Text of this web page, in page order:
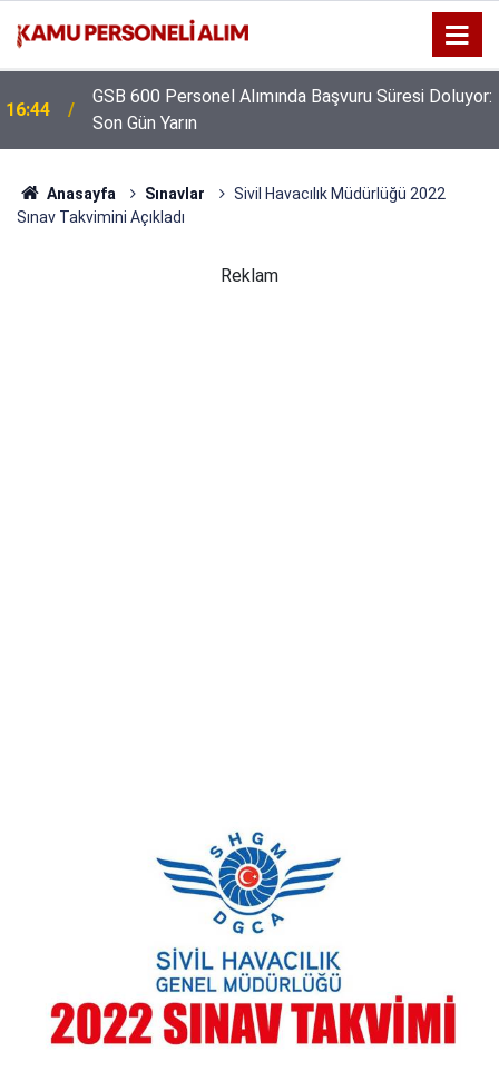
16:44
GSB 600 Personel Alımında Başvuru Süresi Doluyor:
Son Gün Yarın
Anasayfa Sınavlar
Sivil Havacılık Müdürlüğü 2022
Sınav Takvimini Açıkladı
Reklam